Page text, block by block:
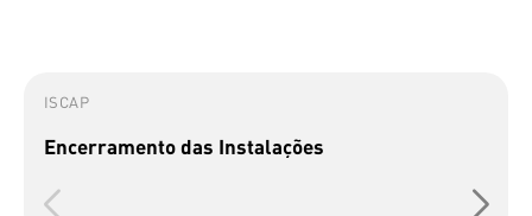
ISCAP
Encerramento das Instalações